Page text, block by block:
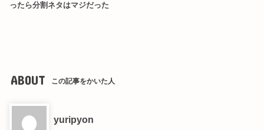
ったら分割ネタはマジだった
ABOUT この記事をかいた人
yuripyon